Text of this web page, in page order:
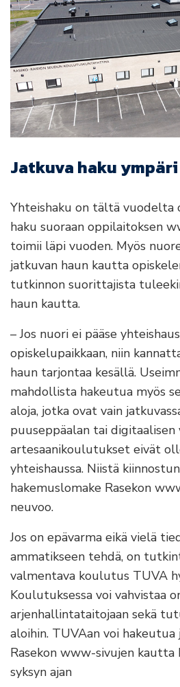
Jatkuva haku
Yhteishaku on tältä vuodelta
haku suoraan oppilaitoksen
toimii läpi vuoden. Myös
jatkuvan haun kautta
tutkinnon suorittajista
haun kautta.
– Jos nuori ei pääse
opiskelupaikkaan, niin
haun tarjontaa kesällä.
mahdollista hakeutua myös
aloja, jotka ovat vain
puuseppäalan tai digitaalisen
artesaanikoulutukset eivät
yhteishaussa. Niistä
hakemuslomake Rasekon
neuvoo.
Jos on epävarma eikä vielä
ammatikseen tehdä, on
valmentava koulutus TUVA
Koulutuksessa voi vahvistaa
arjenhallintataitojaan sekä
aloihin. TUVAan voi
Rasekon www-sivujen kautta
syksyn ajan